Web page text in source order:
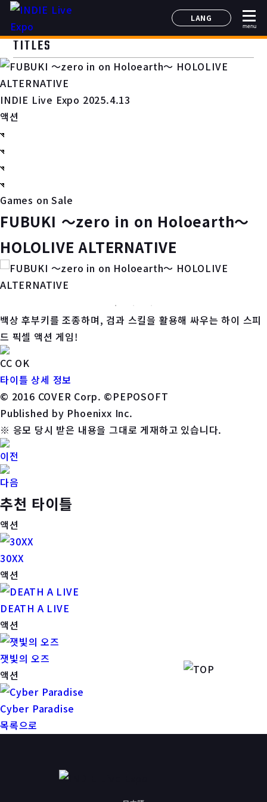
LANG
日本語
简体中文
menu
TITLES
INDIE Live Expo 2025.4.13
액션
Games on Sale
FUBUKI ～zero in on Holoearth～
HOLOLIVE ALTERNATIVE
백상 후부키를 조종하며, 검과 스킬을 활용해 싸우는 하이 스피
드 픽셀 액션 게임!
CC OK
타이틀 상세 정보
© 2016 COVER Corp. ©PEPOSOFT
Published by Phoenixx Inc.
※ 응모 당시 받은 내용을 그대로 게재하고 있습니다.
이전
다음
추천 타이틀
액션
30XX
액션
DEATH A LIVE
액션
잿빛의 오즈
액션
Cyber Paradise
목록으로